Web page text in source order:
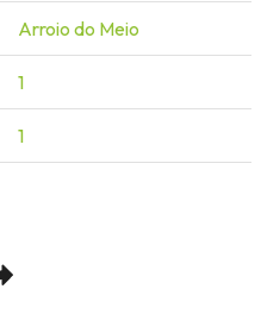
Arroio do Meio
1
1